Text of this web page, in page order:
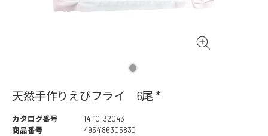
天然手作りえびフライ 6尾 *
カタログ番号
14-10-32043
商品番号
4954186305830